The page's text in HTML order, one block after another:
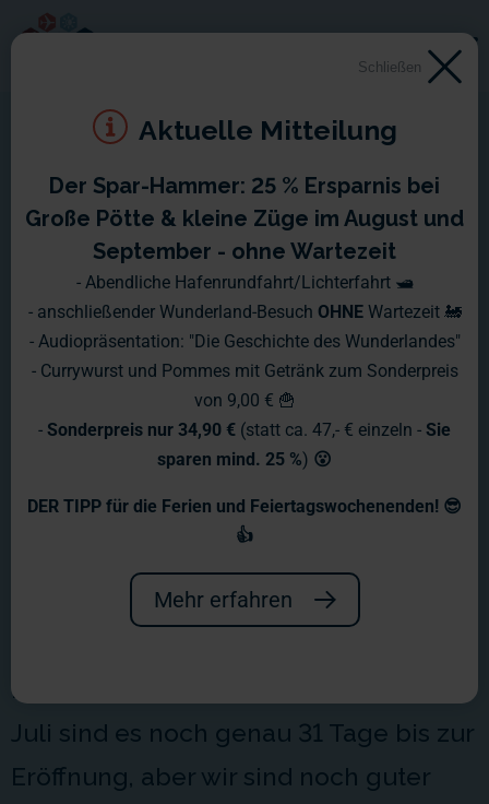
Wochenbericht Nr. 37
Langsam stellen sich Augenränder bei
immer kürzer werden. Heute, am 16.
Juli sind es noch genau 31 Tage bis zur
Eröffnung, aber wir sind noch guter
Schließen
Aktuelle Mitteilung
Der Spar-Hammer: 25 % Ersparnis bei
Große Pötte & kleine Züge im August und
September - ohne Wartezeit
- Abendliche Hafenrundfahrt/Lichterfahrt 🛥️
- anschließender Wunderland-Besuch OHNE Wartezeit 🚂
- Audiopräsentation: "Die Geschichte des Wunderlandes"
- Currywurst und Pommes mit Getränk zum Sonderpreis
von 9,00 € 🍟
- Sonderpreis nur 34,90 € (statt ca. 47,- € einzeln - Sie
sparen mind. 25 %) 😮
DER TIPP für die Ferien und Feiertagswochenenden! 😎
👍
Mehr erfahren